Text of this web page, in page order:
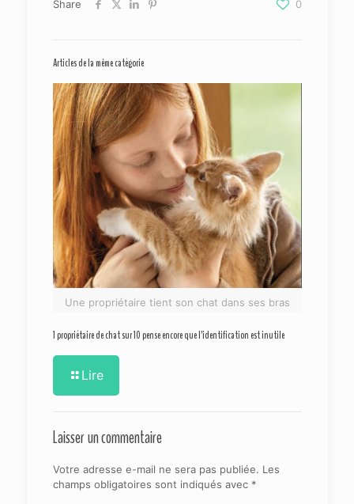
Share 0
Articles de la même catégorie
Une propriétaire tient son chat dans ses bras
1 propriétaire de chat sur 10 pense encore que l’identification est inutile
Lire
Laisser un commentaire
Votre adresse e-mail ne sera pas publiée. Les
champs obligatoires sont indiqués avec *